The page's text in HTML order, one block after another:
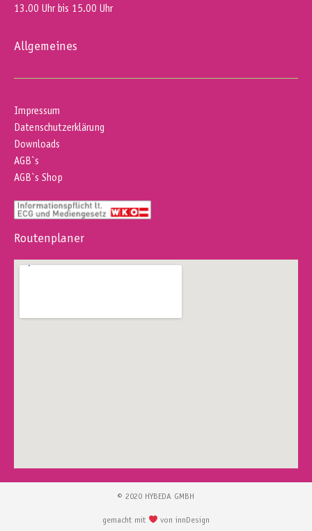
13.00 Uhr bis 15.00 Uhr
Allgemeines
Impressum
Datenschutzerklärung
Downloads
AGB`s
AGB`s Shop
Routenplaner
© 2020 HYBEDA GMBH
gemacht mit von innDesign